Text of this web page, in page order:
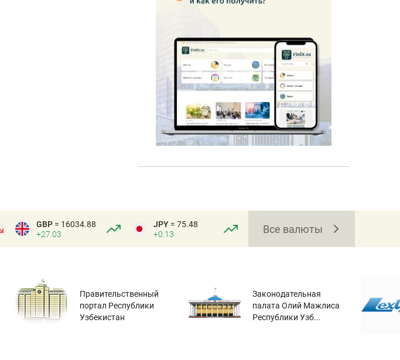
GBP = 16034.88
+27.03
JPY = 75.48
+0.13
Все валюты
Правительственный
портал Республики
Узбекистан
Законодательная
палата Олий Мажлиса
Республики Узб...